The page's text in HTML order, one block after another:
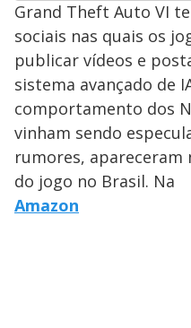
Grand Theft Auto VI
sociais nas quais os
publicar vídeos e
sistema avançado de
comportamento dos
vinham sendo
rumores, apareceram
do jogo no Brasil. Na
Amazon